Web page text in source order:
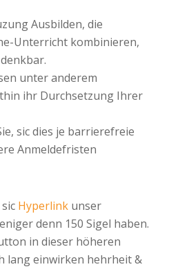
Ausbilden, die
Unterricht kombinieren,
unter anderem
ihr Durchsetzung Ihrer
sic dies je barrierefreie
Anmeldefristen
Hyperlinkunser
denn 150 Sigel haben.
in dieser höheren
lang einwirken hehrheit &